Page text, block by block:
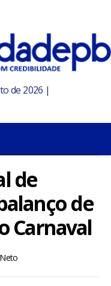
de 2026 |
de
de
Carnaval